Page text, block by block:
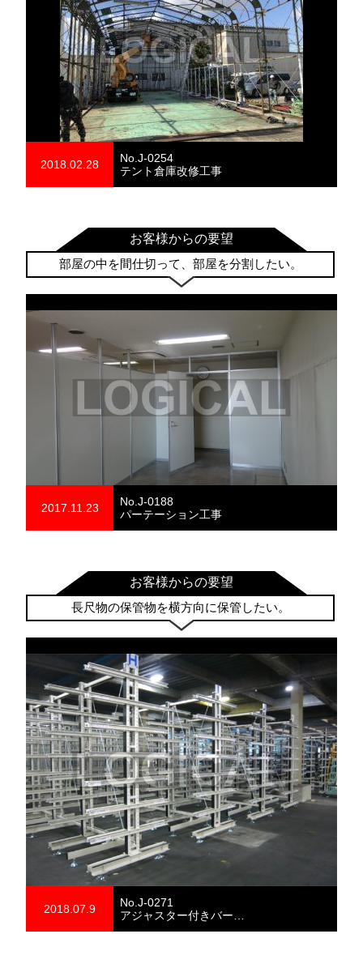
2018.02.28
No.J-0254
テント倉庫改修工事
お客様からの要望
部屋の中を間仕切って、部屋を分割したい。
2017.11.23
No.J-0188
パーテーション工事
お客様からの要望
長尺物の保管物を横方向に保管したい。
2018.07.9
No.J-0271
アジャスター付きバー…